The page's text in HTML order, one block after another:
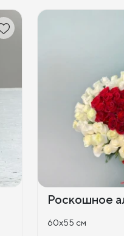
Роскошное
60x55 см